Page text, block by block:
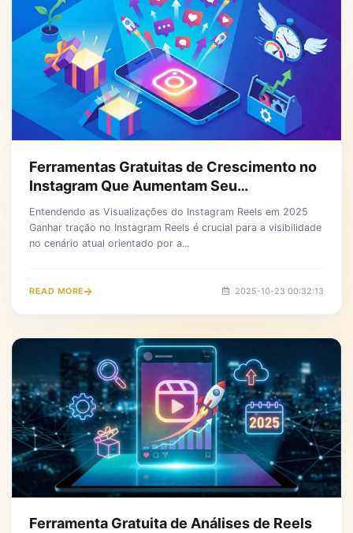
Ferramentas Gratuitas de Crescimento no
Instagram Que Aumentam Seu
Engajamento Instantaneamente
Entendendo as Visualizações do Instagram Reels em 2025
Ganhar tração no Instagram Reels é crucial para a visibilidade
no cenário atual orientado por a...
READ MORE 2025-10-23 00:32:13
Ferramenta Gratuita de Análises de Reels